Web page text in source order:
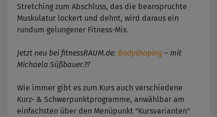
Stretching zum Abschluss, das die beanspruchte
Muskulatur lockert und dehnt, wird daraus ein
rundum gelungener Fitness-Mix.
Jetzt neu bei fitnessRAUM.de: Bodyshaping – mit
Michaela Süßbauer.??
Wie immer gibt es zum Kurs auch verschiedene
Kurz- & Schwerpunktprogramme, anwählbar am
einfachsten über den Menüpunkt "Kursvarianten"